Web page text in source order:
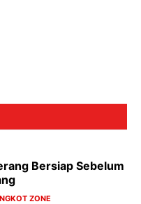
Bersiap Sebelum
ZONE